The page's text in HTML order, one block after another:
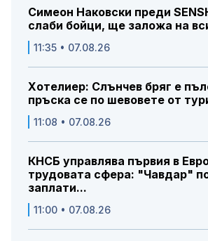
Симеон Наковски преди
слаби бойци, ще заложа на
11:35 • 07.08.26
Хотелиер: Слънчев бряг е
пръска се по шевовете от
11:08 • 07.08.26
КНСБ управлява първия в
трудовата сфера: "Чавдар"
заплати...
11:00 • 07.08.26